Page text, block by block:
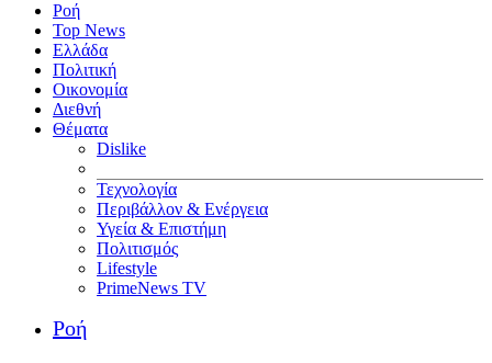
Ροή
Top News
Ελλάδα
Πολιτική
Οικονομία
Διεθνή
Θέματα
Dislike
Τεχνολογία
Περιβάλλον & Ενέργεια
Υγεία & Επιστήμη
Πολιτισμός
Lifestyle
PrimeNews TV
Ροή